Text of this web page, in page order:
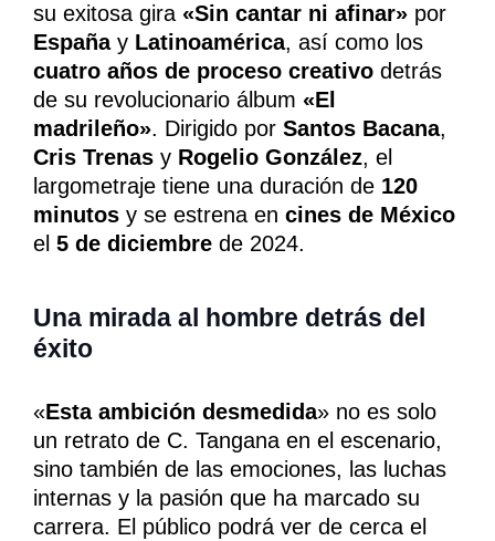
su exitosa gira «Sin cantar ni afinar» por
Españay Latinoamérica, así como los
cuatro años de proceso creativo detrás
de su revolucionario álbum «El
madrileño». Dirigido por Santos Bacana,
Cris Trenas y Rogelio González, el
largometraje tiene una duración de 120
minutos y se estrena en cines de México
el 5 de diciembre de 2024.
Una mirada al hombre detrás del
éxito
«Esta ambición desmedida» no es solo
un retrato de C. Tangana en el escenario,
sino también de las emociones, las luchas
internas y la pasión que ha marcado su
carrera. El público podrá ver de cerca el